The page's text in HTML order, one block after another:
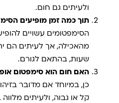
ולעיתים גם חום.
תוך כמה זמן מופיעים
הסימפטומים עשויים
שעות, בהתאם לגורם.
האם חום הוא סימפטום
כן, במיוחד אם מדובר
קל או גבוה, ולעיתים